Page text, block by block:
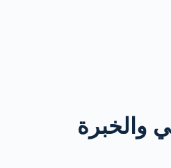
والخبرة